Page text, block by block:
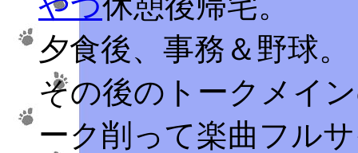
夕食後、事務＆野球。
その後のトークメイ
ーク削って楽曲フル